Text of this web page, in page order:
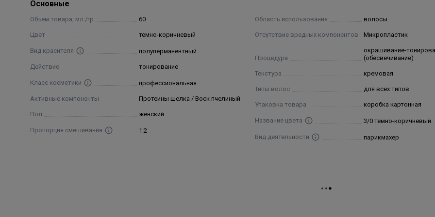
Состав
Основные
Объем товара, мл./гр 60
Цвет темно-коричневый
Вид красителя полуперманентный
Действие тонирование
Класс косметики профессиональная
Активные компоненты Протеины шелка / Воск пчелиный
Пол женский
Пропорция смешивания 1:2
Область использования волосы
Отсутствие вредных компонентов Микропластик
Процедура
окрашивание-
(обесвечивание)
Текстура кремовая
Типы волос для всех типов
Упаковка товара коробка картонная
Название цвета 3/0 темно-коричневый
Вид деятельности парикмахер